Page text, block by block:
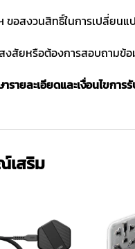
ขอสงวนสิทธิ์ในการเปลี่ยนแ
งสัยหรือต้องการสอบถามข้อ
รายละเอียดและเงื่อนไขกา
เสริม